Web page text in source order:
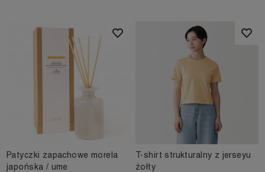
Patyczki zapachowe morela
japońska / ume
T-shirt strukturalny z jerseyu
żołty